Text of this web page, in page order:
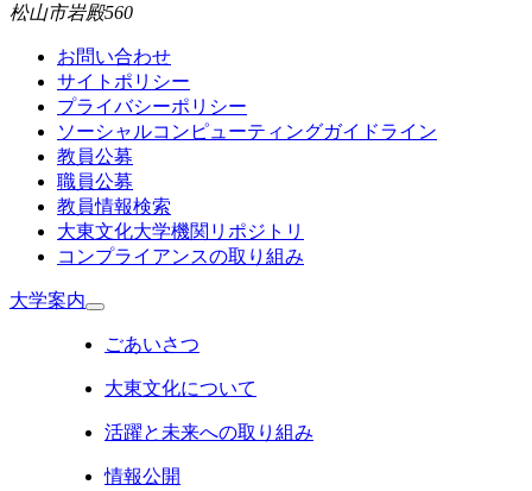
松山市岩殿560
お問い合わせ
サイトポリシー
プライバシーポリシー
ソーシャルコンピューティングガイドライン
教員公募
職員公募
教員情報検索
大東文化大学機関リポジトリ
コンプライアンスの取り組み
大学案内
ごあいさつ
大東文化について
活躍と未来への取り組み
情報公開